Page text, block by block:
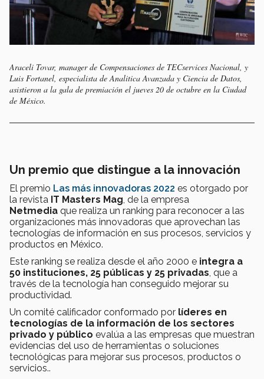
Araceli Tovar, manager de Compensaciones de TECservices Nacional, y
Luis Fortanel, especialista de Analitica Avanzada y Ciencia de Datos,
asistieron a la gala de premiación el jueves 20 de octubre en la Ciudad
de México.
Un premio que distingue a la innovación
El premio Las más innovadoras 2022 es otorgado por
la revista IT Masters Mag , de la empresa
Netmedia que realiza un ranking para reconocer a las
organizaciones más innovadoras que aprovechan las
tecnologías de información en sus procesos, servicios y
productos en México.
Este ranking se realiza desde el año 2000 e integra a
50 instituciones, 25 públicas y 25 privadas , que a
través de la tecnología han conseguido mejorar su
productividad.
Un comité calificador conformado por líderes en
tecnologías de la información de los sectores
privado y público evalúa a las empresas que muestran
evidencias del uso de herramientas o soluciones
tecnológicas para mejorar sus procesos, productos o
servicios..